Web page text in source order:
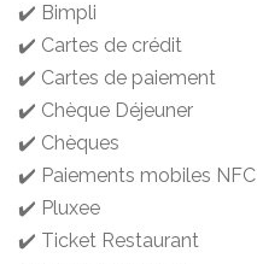
✔️ Bimpli
✔️ Cartes de crédit
✔️ Cartes de paiement
✔️ Chèque Déjeuner
✔️ Chèques
✔️ Paiements mobiles NFC
✔️ Pluxee
✔️ Ticket Restaurant